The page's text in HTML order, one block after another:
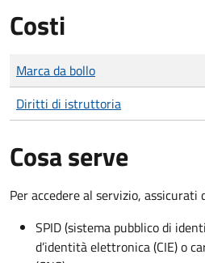
Costi
Tipo di pagamento
Importo
Marca da bollo
Diritti di istruttoria
Cosa serve
Per accedere al servizio, assicurati
SPID (sistema pubblico di
d’identità elettronica (CIE) o